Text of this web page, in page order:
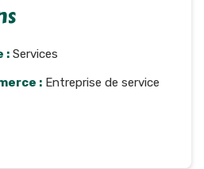
: Services
: Entreprise de service